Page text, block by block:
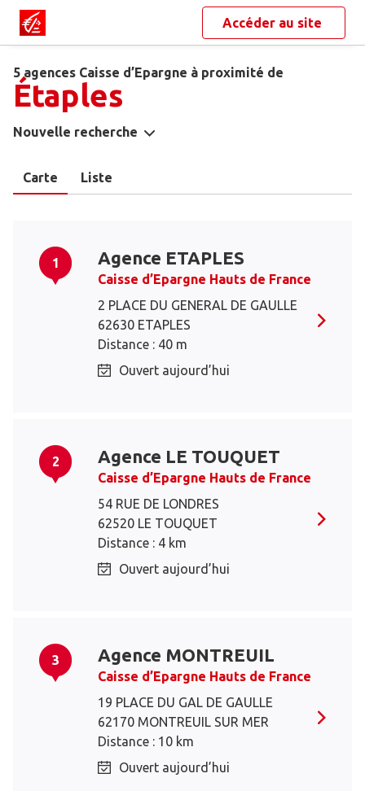
Accéder au site
5 agences Caisse d’Epargne à proximité de
Étaples
Nouvelle recherche
Carte Liste
1 Agence ETAPLES
Caisse d’Epargne Hauts de France
2 PLACE DU GENERAL DE GAULLE
62630 ETAPLES
Distance : 40 m
Ouvert aujourd’hui
2 Agence LE TOUQUET
Caisse d’Epargne Hauts de France
54 RUE DE LONDRES
62520 LE TOUQUET
Distance : 4 km
Ouvert aujourd’hui
3 Agence MONTREUIL
Caisse d’Epargne Hauts de France
19 PLACE DU GAL DE GAULLE
62170 MONTREUIL SUR MER
Distance : 10 km
Ouvert aujourd’hui